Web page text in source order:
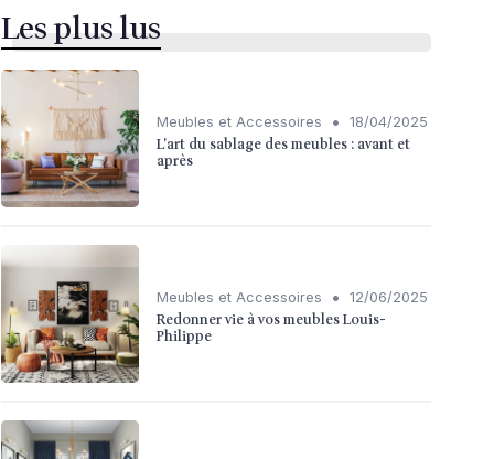
Les plus lus
Meubles et Accessoires • 18/04/2025
L'art du sablage des meubles : avant et
après
Meubles et Accessoires • 12/06/2025
Redonner vie à vos meubles Louis-
Philippe